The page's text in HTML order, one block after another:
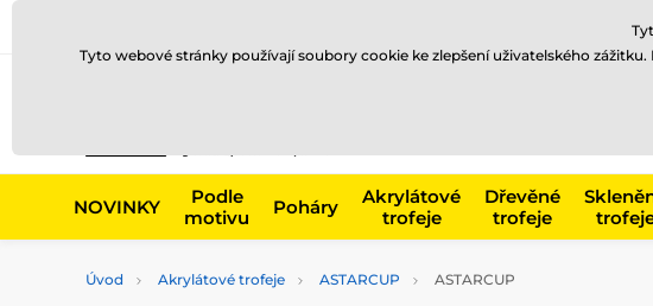
NOVINKY
Podle
motivu
Poháry
Akrylátové
trofeje
Dřevěné
trofeje
Úvod Akrylátové trofeje ASTARCUP ASTARCUP
Tyto webové stránky používají soubory cookie ke zlepšení uživatelského